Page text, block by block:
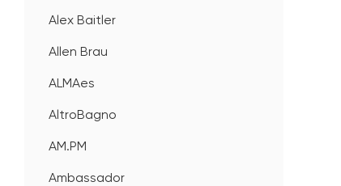
Alex Baitler
Allen Brau
ALMAes
AltroBagno
AM.PM
Ambassador